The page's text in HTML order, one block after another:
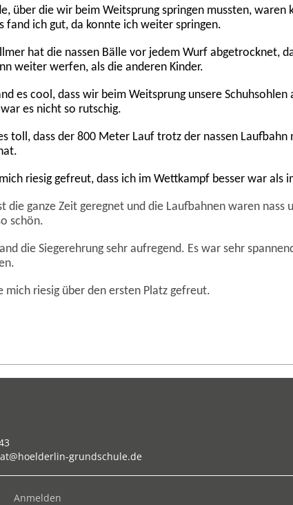
über die wir beim Weitsprung springen mussten, waren
fand ich gut, da konnte ich weiter springen.
hat die nassen Bälle vor jedem Wurf abgetrocknet,
weiter werfen, als die anderen Kinder.
es cool, dass wir beim Weitsprung unsere Schuhsohlen
es nicht so rutschig.
toll, dass der 800 Meter Lauf trotz der nassen Laufbahn
riesig gefreut, dass ich im Wettkampf besser war als
die ganze Zeit geregnet und die Laufbahnen waren nass
schön.
die Siegerehrung sehr aufregend. Es war sehr
mich riesig über den ersten Platz gefreut.
grundschule.de
Anmelden